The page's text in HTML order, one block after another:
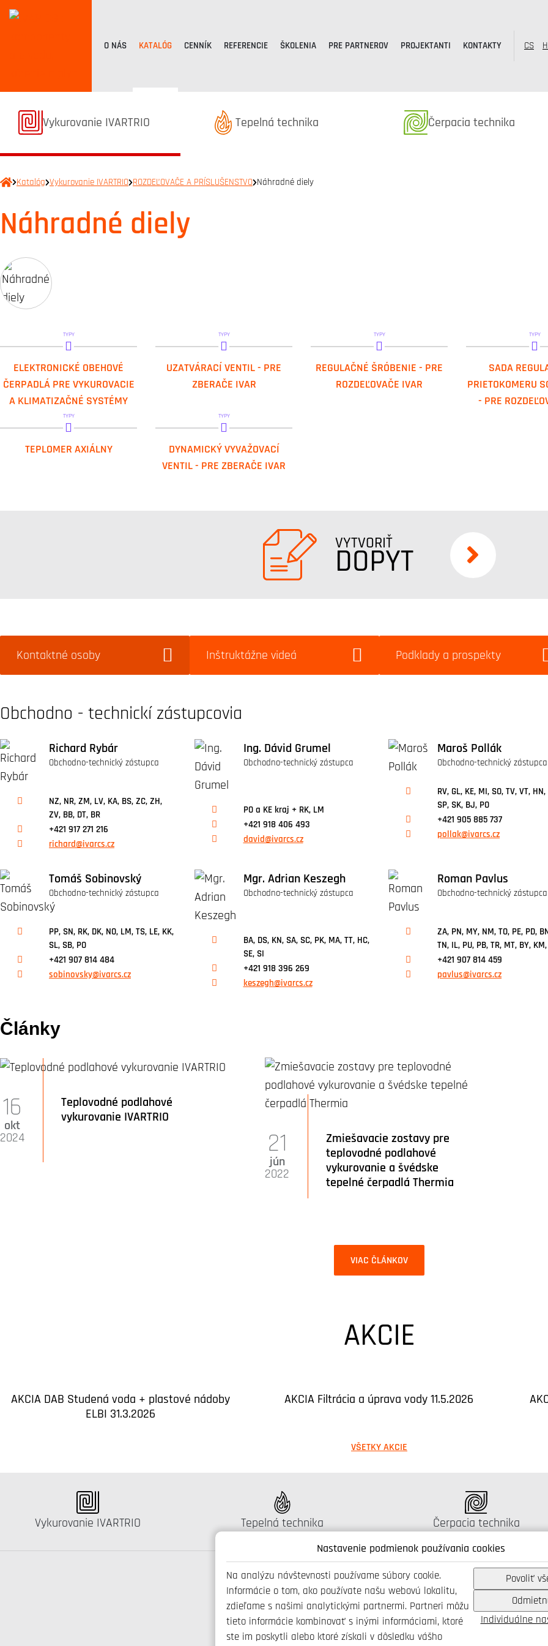
Nastavenie podmienok používania cookies
Na analýzu návštevnosti používame súbory cookie.
Informácie o tom, ako používate našu webovú lokalitu,
zdieľame s našimi analytickými partnermi. Partneri môžu
tieto informácie kombinovať s inými informáciami, ktoré
ste im poskytli alebo ktoré získali v dôsledku vášho
Povoliť
Individuálne
O NÁS KATALÓG CENNÍK REFERENCIE ŠKOLENIA PRE PARTNEROV PROJEKTANTI KONTAKTY CS
Termékek kategóriából
Vykurovanie IVARTRIO Termékek kategóriából
Tepelná technika Termékek kategóriából
Čerpacia technika
Katalóg Vykurovanie IVARTRIO ROZDEĽOVAČE A PRÍSLUŠENSTVO Náhradné diely
Náhradné diely
TYPY
ELEKTRONICKÉ OBEHOVÉ
ČERPADLÁ PRE VYKUROVACIE
A KLIMATIZAČNÉ SYSTÉMY
TYPY
UZATVÁRACÍ VENTIL - PRE
ZBERAČE IVAR
TYPY
REGULAČNÉ ŠRÓBENIE - PRE
ROZDEĽOVAČE IVAR
TYPY
SADA
PRIETOKOMERU
- PRE
TYPY
TEPLOMER AXIÁLNY
TYPY
DYNAMICKÝ VYVAŽOVACÍ
VENTIL - PRE ZBERAČE IVAR
VYTVORIŤ
DOPYT
Kontaktné osoby Inštruktážne videá Podklady a prospekty
Obchodno - technickí zástupcovia
Richard Rybár
Obchodno-technický zástupca
NZ, NR, ZM, LV, KA, BS, ZC, ZH,
ZV, BB, DT, BR
+421 917 271 216
richard@ivarcs.cz
Ing. Dávid Grumel
Obchodno-technický zástupca
PO a KE kraj + RK, LM
+421 918 406 493
david@ivarcs.cz
Maroš Pollák
Obchodno-technický zástupca
RV, GL, KE, MI, SO, TV, VT, HN,
SP, SK, BJ, PO
+421 905 885 737
pollak@ivarcs.cz
Tomáš Sobinovský
Obchodno-technický zástupca
PP, SN, RK, DK, NO, LM, TS, LE, KK,
SL, SB, PO
+421 907 814 484
sobinovsky@ivarcs.cz
Mgr. Adrian Keszegh
Obchodno-technický zástupca
BA, DS, KN, SA, SC, PK, MA, TT, HC,
SE, SI
+421 918 396 269
keszegh@ivarcs.cz
Roman Pavlus
Obchodno-technický zástupca
ZA, PN, MY, NM, TO, PE, PD,
TN, IL, PU, PB, TR, MT, BY,
+421 907 814 459
pavlus@ivarcs.cz
Články
Teplovodné podlahové
vykurovanie IVARTRIO
16
okt
2024
Zmiešavacie zostavy pre
teplovodné podlahové
vykurovanie a švédske
tepelné čerpadlá Thermia
21
jún
2022
VIAC ČLÁNKOV
AKCIE
AKCIA DAB Studená voda + plastové nádoby
ELBI 31.3.2026
AKCIA Filtrácia a úprava vody 11.5.2026
VŠETKY AKCIE
Katalógus:
Vykurovanie IVARTRIO Katalógus:
Tepelná technika Katalógus:
Čerpacia technika
Spojte se s námi